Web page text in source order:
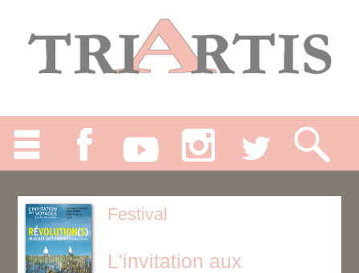
Festival
L'invitation aux